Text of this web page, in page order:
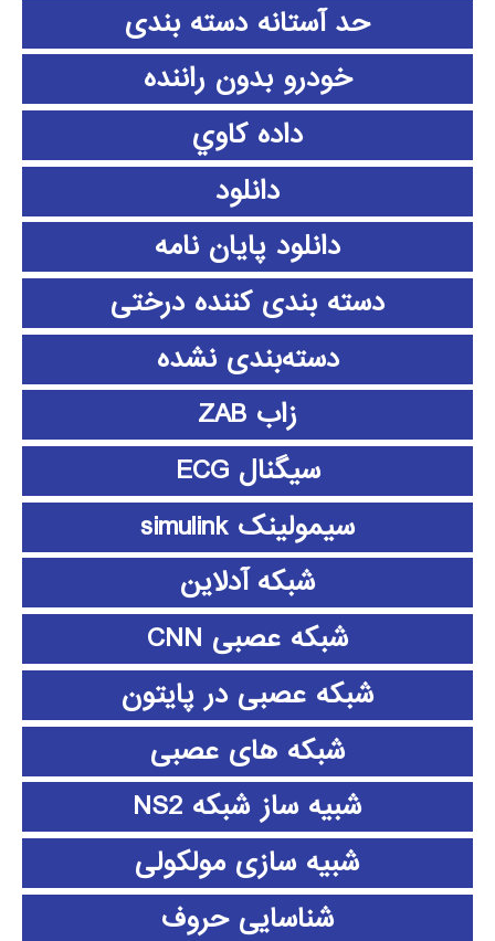
حد آستانه دسته بندی
خودرو بدون راننده
داده كاوي
دانلود
دانلود پايان نامه
دسته بندی کننده درختی
دسته‌بندی نشده
زاب ZAB
سیگنال ECG
سیمولینک simulink
شبکه آدلاین
شبکه عصبی CNN
شبکه عصبی در پایتون
شبکه های عصبی
شبیه ساز شبکه NS2
شبیه سازی مولکولی
شناسایی حروف